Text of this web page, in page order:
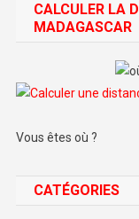
CALCULER LA
MADAGASCAR
Vous êtes où ?
CATÉGORIES